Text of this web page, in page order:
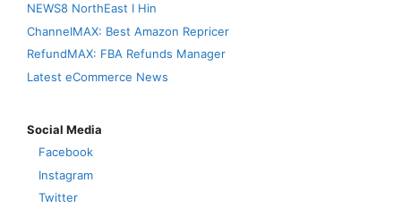
NEWS8 NorthEast I Hin
ChannelMAX: Best Amazon Repricer
RefundMAX: FBA Refunds Manager
Latest eCommerce News
Social Media
Facebook
Instagram
Twitter